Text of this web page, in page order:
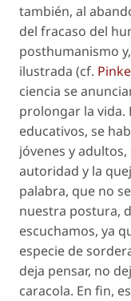
también, al
del fracaso del
posthumanismo
ilustrada (cf.
ciencia se
prolongar la vida.
educativos, se
jóvenes y
autoridad y la
palabra, que no
nuestra postura,
escuchamos, ya
especie de
deja pensar, no
caracola. En fin,